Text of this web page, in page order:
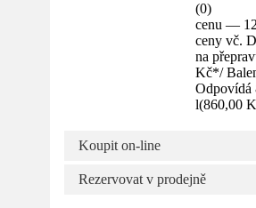
(0)
cenu —
ceny vč.
na
Kč*/
Odpovídá
l(860,00
Koupit on-line
Rezervovat v prodejně